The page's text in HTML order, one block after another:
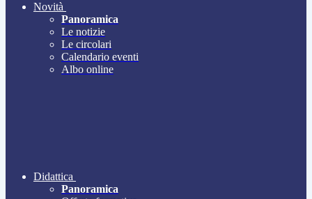
Novità
Panoramica
Le notizie
Le circolari
Calendario eventi
Albo online
Didattica
Panoramica